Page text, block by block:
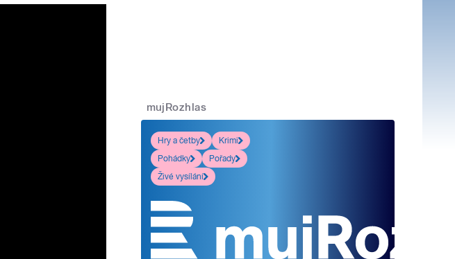
mujRozhlas
Hry a četby
Krimi
Pohádky
Pořady
Živé vysílání